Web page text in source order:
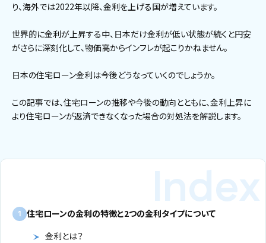
り、海外では2022年以降、金利を上げる国が増えています。
世界的に金利が上昇する中、日本だけ金利が低い状態が続くと円安
がさらに深刻化して、物価高からインフレが起こりかねません。
日本の住宅ローン金利は今後どうなっていくのでしょうか。
この記事では、住宅ローンの推移や今後の動向とともに、金利上昇に
より住宅ローンが返済できなくなった場合の対処法を解説します。
1 住宅ローンの金利の特徴と2つの金利タイプについて
金利とは？